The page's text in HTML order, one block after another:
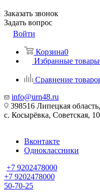
Заказать звонок
Задать вопрос
Войти
Корзина0
Избранные товары
Сравнение
info@urn48.ru
398516 Липецкая
с. Косырёвка, Советская, 10
Вконтакте
Одноклассники
+7 9202478000
+7 9202478000
50-70-25